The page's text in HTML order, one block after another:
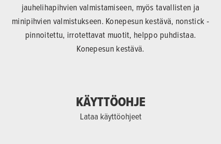
jauhelihapihvien valmistamiseen, myös tavallisten ja
minipihvien valmistukseen. Konepesun kestävä, nonstick -
pinnoitettu, irrotettavat muotit, helppo puhdistaa.
Konepesun kestävä.
KÄYTTÖOHJE
Lataa käyttöohjeet